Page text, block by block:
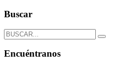
Buscar
Encuéntranos